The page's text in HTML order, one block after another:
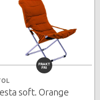
FRAKT
FRI
soft. Orange